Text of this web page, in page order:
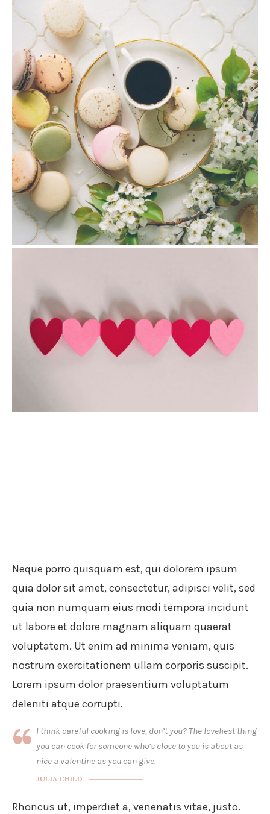
Neque porro quisquam est, qui dolorem ipsum
quia dolor sit amet, consectetur, adipisci velit, sed
quia non numquam eius modi tempora incidunt
ut labore et dolore magnam aliquam quaerat
voluptatem. Ut enim ad minima veniam, quis
nostrum exercitationem ullam corporis suscipit.
Lorem ipsum dolor praesentium voluptatum
deleniti atque corrupti.
I think careful cooking is love, don’t you? The loveliest thing
you can cook for someone who’s close to you is about as
nice a valentine as you can give.
JULIA CHILD
Rhoncus ut, imperdiet a, venenatis vitae, justo.